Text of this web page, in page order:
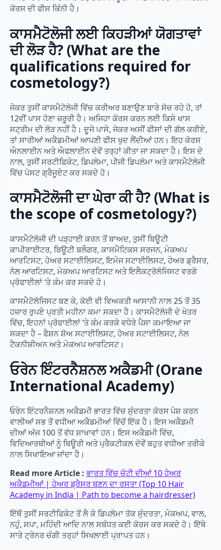
ਕੋਰਸ ਦੀ ਫੀਸ ਕਿੰਨੀ ਹੈ।
ਕਾਸਮੈਟੋਲੋਜੀ ਲਈ ਕਿਹੜੀਆਂ ਯੋਗਤਾਵਾਂ
ਦੀ ਲੋੜ ਹੈ? (What are the
qualifications required for
cosmetology?)
ਜੇਕਰ ਤੁਸੀਂ ਕਾਸਮੈਟੋਲੋਜੀ ਵਿੱਚ ਕਰੀਅਰ ਬਣਾਉਣ ਬਾਰੇ ਸੋਚ ਰਹੇ ਹੋ, ਤਾਂ
12ਵੀਂ ਪਾਸ ਹੋਣਾ ਜ਼ਰੂਰੀ ਹੈ। ਅਜਿਹਾ ਕੋਰਸ ਕਰਨ ਲਈ ਕਿਸੇ ਖਾਸ
ਸਟ੍ਰੀਮ ਦੀ ਲੋੜ ਨਹੀਂ ਹੈ। ਦੂਜੇ ਪਾਸੇ, ਜੇਕਰ ਅਸੀਂ ਫੀਸਾਂ ਦੀ ਗੱਲ ਕਰੀਏ,
ਤਾਂ ਸਾਰੀਆਂ ਅਕੈਡਮੀਆਂ ਆਪਣੀ ਫੀਸ ਖੁਦ ਲੈਂਦੀਆਂ ਹਨ। ਇਹ ਕੋਰਸ
ਔਨਲਾਈਨ ਅਤੇ ਔਫਲਾਈਨ ਦੋਵੇਂ ਤਰ੍ਹਾਂ ਕੀਤਾ ਜਾ ਸਕਦਾ ਹੈ। ਇਸ ਦੇ
ਨਾਲ, ਤੁਸੀਂ ਸਰਟੀਫਿਕੇਟ, ਡਿਪਲੋਮਾ, ਪੀਜੀ ਡਿਪਲੋਮਾ ਅਤੇ ਕਾਸਮੈਟੋਲੋਜੀ
ਵਿੱਚ ਪੋਸਟ ਗ੍ਰੈਜੂਏਟ ਕਰ ਸਕਦੇ ਹੋ।
ਕਾਸਮੈਟੋਲੋਜੀ ਦਾ ਘੇਰਾ ਕੀ ਹੈ? (What is
the scope of cosmetology?)
ਕਾਸਮੈਟੋਲੋਜੀ ਦੀ ਪੜ੍ਹਾਈ ਕਰਨ ਤੋਂ ਬਾਅਦ, ਤੁਸੀਂ ਬਿਊਟੀ
ਕਾਪੀਰਾਈਟਰ, ਬਿਊਟੀ ਬਲੌਗਰ, ਕਾਸਮੈਟਿਕਸ ਸਰਜਨ, ਮੇਕਅਪ
ਆਰਟਿਸਟ, ਹੇਅਰ ਸਟਾਈਲਿਸਟ, ਇਮੇਜ ਸਟਾਈਲਿਸਟ, ਹੇਅਰ ਡ੍ਰੈਸਰ,
ਨੇਲ ਆਰਟਿਸਟ, ਮੇਕਅਪ ਆਰਟਿਸਟ ਅਤੇ ਇਲੈਕਟ੍ਰੋਲੋਜਿਸਟ ਵਰਗੇ
ਪ੍ਰੋਫਾਈਲਾਂ ‘ਤੇ ਕੰਮ ਕਰ ਸਕਦੇ ਹੋ।
ਕਾਸਮੈਟੋਲੋਜਿਸਟ ਬਣ ਕੇ, ਕੋਈ ਵੀ ਵਿਅਕਤੀ ਆਸਾਨੀ ਨਾਲ 25 ਤੋਂ 35
ਹਜ਼ਾਰ ਰੁਪਏ ਪ੍ਰਤੀ ਮਹੀਨਾ ਕਮਾ ਸਕਦਾ ਹੈ। ਕਾਸਮੈਟੋਲੋਜੀ ਦੇ ਖੇਤਰ
ਵਿੱਚ, ਇਹਨਾਂ ਪ੍ਰੋਫਾਈਲਾਂ ‘ਤੇ ਕੰਮ ਕਰਕੇ ਵਧੇਰੇ ਪੈਸਾ ਕਮਾਇਆ ਜਾ
ਸਕਦਾ ਹੈ – ਫੈਸ਼ਨ ਸ਼ੋਅ ਸਟਾਈਲਿਸਟ, ਹੇਅਰ ਸਟਾਈਲਿਸਟ, ਨੇਲ
ਟੈਕਨੀਸ਼ੀਅਨ ਅਤੇ ਮੇਕਅਪ ਆਰਟਿਸਟ।
ਓਰੇਨ ਇੰਟਰਨੈਸ਼ਨਲ ਅਕੈਡਮੀ (Orane
International Academy)
ਓਰੇਨ ਇੰਟਰਨੈਸ਼ਨਲ ਅਕੈਡਮੀ ਭਾਰਤ ਵਿੱਚ ਸੁੰਦਰਤਾ ਕੋਰਸ ਪੇਸ਼ ਕਰਨ
ਵਾਲੀਆਂ ਸਭ ਤੋਂ ਵਧੀਆ ਅਕੈਡਮੀਆਂ ਵਿੱਚੋਂ ਇੱਕ ਹੈ। ਇਸ ਅਕੈਡਮੀ
ਦੀਆਂ ਅੱਜ 100 ਤੋਂ ਵੱਧ ਸ਼ਾਖਾਵਾਂ ਹਨ। ਇਸ ਅਕੈਡਮੀ ਵਿੱਚ,
ਵਿਦਿਆਰਥੀਆਂ ਨੂੰ ਥਿਊਰੀ ਅਤੇ ਪ੍ਰੈਕਟੀਕਲ ਦੋਵੇਂ ਬਹੁਤ ਵਧੀਆ ਤਰੀਕੇ
ਨਾਲ ਸਿਖਾਇਆ ਜਾਂਦਾ ਹੈ।
Read more Article :ਭਾਰਤ ਵਿੱਚ ਚੋਟੀ ਦੀਆਂ 10 ਹੇਅਰ
ਅਕੈਡਮੀਆਂ | ਹੇਅਰ ਡ੍ਰੈਸਰ ਬਣਨ ਦਾ ਰਸਤਾ (Top 10 Hair
Academy in India | Path to become a hairdresser)
ਇੱਥੋਂ ਤੁਸੀਂ ਸਰਟੀਫਿਕੇਟ ਤੋਂ ਲੈ ਕੇ ਡਿਪਲੋਮਾ ਤੱਕ ਸੁੰਦਰਤਾ, ਮੇਕਅਪ, ਵਾਲ,
ਨਹੁੰ, ਸਪਾ, ਮਹਿੰਦੀ ਆਦਿ ਨਾਲ ਸਬੰਧਤ ਕਈ ਕੋਰਸ ਕਰ ਸਕਦੇ ਹੋ। ਇੱਥੇ
ਸਾਰੇ ਟ੍ਰੇਨਰ ਚੰਗੀ ਤਰ੍ਹਾਂ ਸਿਖਲਾਈ ਪ੍ਰਾਪਤ ਹਨ।